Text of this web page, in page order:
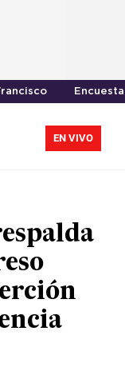
EN VIVO